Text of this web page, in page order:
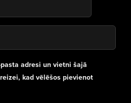
adresi un vietni šajā
kad vēlēšos pievienot